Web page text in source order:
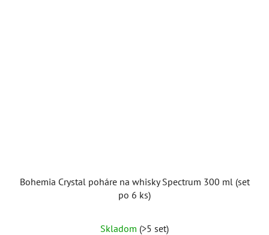
Bohemia Crystal poháre na whisky Spectrum 300 ml (set
po 6 ks)
Skladom (>5 set)